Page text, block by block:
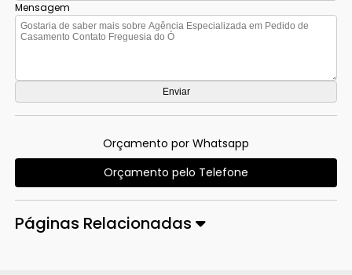
Mensagem
Orçamento por Whatsapp
Orçamento pelo Telefone
Páginas Relacionadas